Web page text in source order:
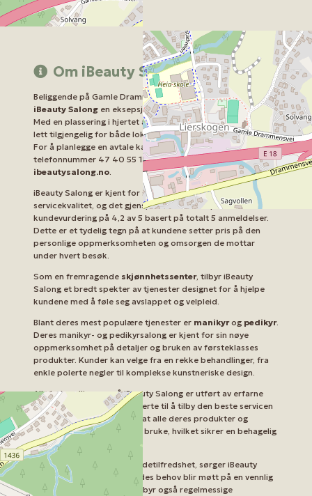
Om iBeauty Salong
Beliggende på Gamle Drammensvei 98 i Lierskogen, tilbyr
iBeauty Salong en eksepsjonell rekke skjønnhetstjenester.
Med en plassering i hjertet av Lierskogen, Norge, er salongen
lett tilgjengelig for både lokale innbyggere og besøkende.
For å planlegge en avtale kan kunder ringe dem direkte på
telefonnummer 47 40 55 17 44 eller besøke deres nettside
ibeautysalong.no.
iBeauty Salong er kjent for sin profesjonalitet og
servicekvalitet, og det gjenspeiles i deres imponerende
kundevurdering på 4,2 av 5 basert på totalt 5 anmeldelser.
Dette er et tydelig tegn på at kundene setter pris på den
personlige oppmerksomheten og omsorgen de mottar
under hvert besøk.
Som en fremragende skjønnhetssenter, tilbyr iBeauty
Salong et bredt spekter av tjenester designet for å hjelpe
kundene med å føle seg avslappet og velpleid.
Blant deres mest populære tjenester er manikyrog pedikyr.
Deres manikyr- og pedikyrsalong er kjent for sin nøye
oppmerksomhet på detaljer og bruken av førsteklasses
produkter. Kunder kan velge fra en rekke behandlinger, fra
enkle polerte negler til komplekse kunstneriske design.
Alle behandlingene på iBeauty Salong er utført av erfarne
profesjonelle som er dedikerte til å tilby den beste servicen
mulig. Salongen sørger for at alle deres produkter og
verktøy er rene og trygge å bruke, hvilket sikrer en behagelig
opplevelse for hver kunde.
Med et sterkt fokus på kundetilfredshet, sørger iBeauty
Salong for at alle besøkendes behov blir møtt på en vennlig
og profesjonell måte. De tilbyr også regelmessige